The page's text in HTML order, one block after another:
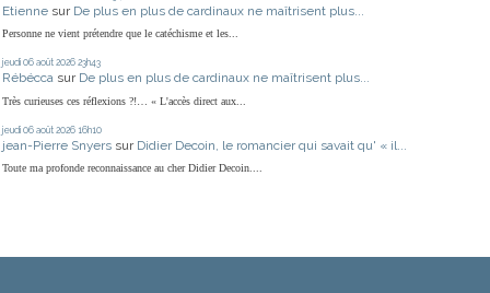
Etienne sur De plus en plus de cardinaux ne maîtrisent plus...
Personne ne vient prétendre que le catéchisme et les...
jeudi 06 août 2026 23h43
Rébécca sur De plus en plus de cardinaux ne maîtrisent plus...
Très curieuses ces réflexions ?!… « L'accès direct aux...
jeudi 06 août 2026 16h10
jean-Pierre Snyers sur Didier Decoin, le romancier qui savait qu' « il...
Toute ma profonde reconnaissance au cher Didier Decoin....